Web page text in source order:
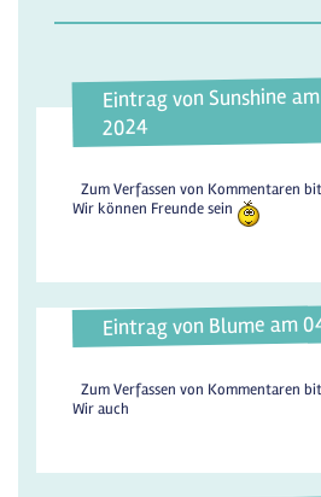
Eintrag von Sunshine
2024
Zum Verfassen von Kommentaren
Wir können Freunde sein
Eintrag von Blume am
Zum Verfassen von Kommentaren
Wir auch